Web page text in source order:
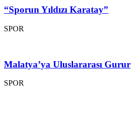
“Sporun Yıldızı Karatay”
SPOR
Malatya’ya Uluslararası Gurur
SPOR